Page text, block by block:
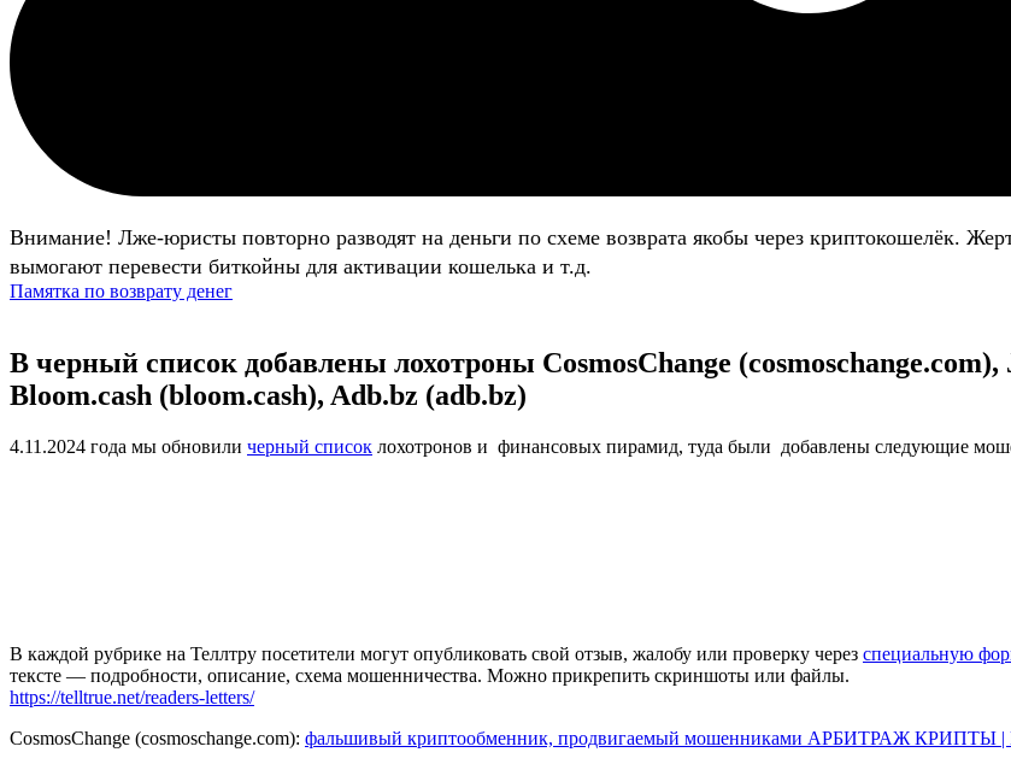
Внимание! Лже-юристы повторно разводят на деньги по схеме возврата якобы через криптокошелёк.
вымогают перевести биткойны для активации кошелька и т.д.
Памятка по возврату денег
В черный список добавлены лохотроны СosmosСhange
Bloom.cash (bloom.cash), Adb.bz (adb.bz)
4.11.2024 года мы обновили черный список лохотронов и финансовых пирамид, туда были добавлены следующие
В каждой рубрике на Теллтру посетители могут опубликовать свой отзыв, жалобу или проверку через специальную
тексте — подробности, описание, схема мошенничества. Можно прикрепить скриншоты или файлы.
https://telltrue.net/readers-letters/
СosmosСhange (cosmoschange.com): фальшивый криптообменник, продвигаемый мошенниками АРБИТРАЖ КРИПТЫ |